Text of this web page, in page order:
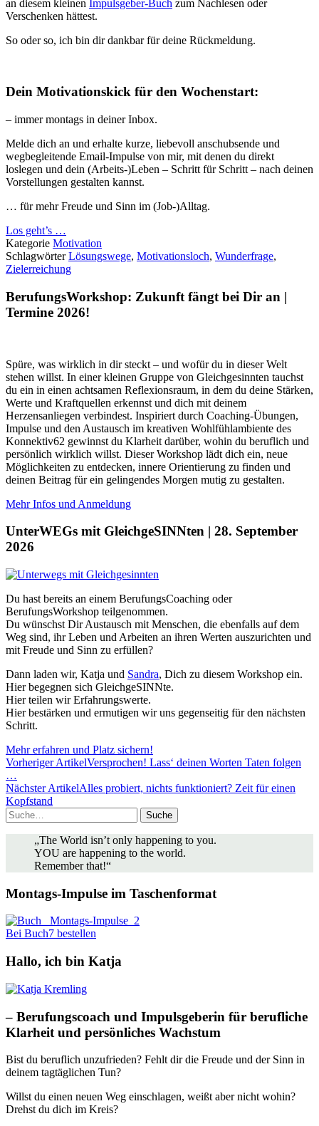
an diesem kleinen Impulsgeber-Buch zum Nachlesen oder
Verschenken hättest.
So oder so, ich bin dir dankbar für deine Rückmeldung.
Dein Motivationskick für den Wochenstart:
– immer montags in deiner Inbox.
Melde dich an und erhalte kurze, liebevoll anschubsende und
wegbegleitende Email-Impulse von mir, mit denen du direkt
loslegen und dein (Arbeits-)Leben – Schritt für Schritt – nach deinen
Vorstellungen gestalten kannst.
… für mehr Freude und Sinn im (Job-)Alltag.
Los geht’s …
Kategorie Motivation
SchlagwörterLösungswege, Motivationsloch, Wunderfrage,
Zielerreichung
BerufungsWorkshop: Zukunft fängt bei Dir an |
Termine 2026!
Spüre, was wirklich in dir steckt – und wofür du in dieser Welt
stehen willst. In einer kleinen Gruppe von Gleichgesinnten tauchst
du ein in einen achtsamen Reflexionsraum, in dem du deine Stärken,
Werte und Kraftquellen erkennst und dich mit deinem
Herzensanliegen verbindest. Inspiriert durch Coaching-Übungen,
Impulse und den Austausch im kreativen Wohlfühlambiente des
Konnektiv62 gewinnst du Klarheit darüber, wohin du beruflich und
persönlich wirklich willst. Dieser Workshop lädt dich ein, neue
Möglichkeiten zu entdecken, innere Orientierung zu finden und
deinen Beitrag für ein gelingendes Morgen mutig zu gestalten.
Mehr Infos und Anmeldung
UnterWEGs mit GleichgeSINNten | 28. September
2026
Du hast bereits an einem BerufungsCoaching oder
BerufungsWorkshop teilgenommen.
Du wünschst Dir Austausch mit Menschen, die ebenfalls auf dem
Weg sind, ihr Leben und Arbeiten an ihren Werten auszurichten und
mit Freude und Sinn zu erfüllen?
Dann laden wir, Katja und Sandra, Dich zu diesem Workshop ein.
Hier begegnen sich GleichgeSINNte.
Hier teilen wir Erfahrungswerte.
Hier bestärken und ermutigen wir uns gegenseitig für den nächsten
Schritt.
Mehr erfahren und Platz sichern!
Vorheriger ArtikelVersprochen! Lass‘ deinen Worten Taten folgen
…
Nächster ArtikelAlles probiert, nichts funktioniert? Zeit für einen
Kopfstand
Suche
„The World isn’t only happening to you.
YOU are happening to the world.
Remember that!“
Montags-Impulse im Taschenformat
Bei Buch7 bestellen
Hallo, ich bin Katja
– Berufungscoach und Impulsgeberin für berufliche
Klarheit und persönliches Wachstum
Bist du beruflich unzufrieden? Fehlt dir die Freude und der Sinn in
deinem tagtäglichen Tun?
Willst du einen neuen Weg einschlagen, weißt aber nicht wohin?
Drehst du dich im Kreis?